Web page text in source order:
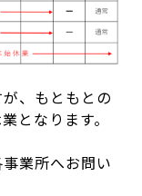
、もともとの
となります。
業所へお問い